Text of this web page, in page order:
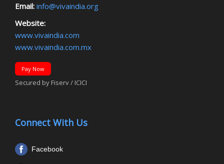
Email: info@vivaindia.org
Website:
www.vivaindia.com
www.vivaindia.com.mx
Pay Now
Secured by Fiserv / ICICI
Connect With Us
Facebook